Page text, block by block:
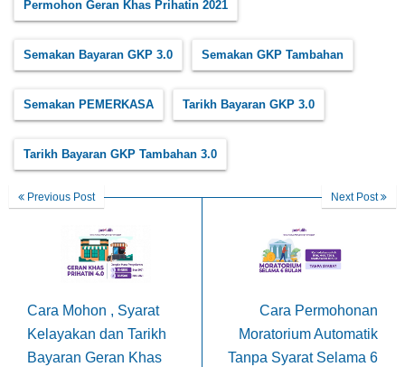
Permohon Geran Khas Prihatin 2021
Semakan Bayaran GKP 3.0 Semakan GKP Tambahan
Semakan PEMERKASA Tarikh Bayaran GKP 3.0
Tarikh Bayaran GKP Tambahan 3.0
Previous Post
Cara Mohon , Syarat
Kelayakan dan Tarikh
Bayaran Geran Khas
Next Post
Cara Permohonan
Moratorium Automatik
Tanpa Syarat Selama 6